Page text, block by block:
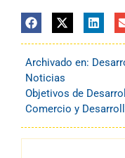
Archivado en:
Noticias
Objetivos de
Comercio y